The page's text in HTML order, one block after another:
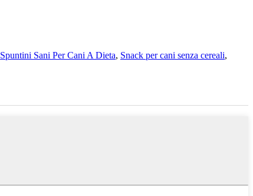
Spuntini Sani Per Cani A Dieta, Snack per cani senza cereali,